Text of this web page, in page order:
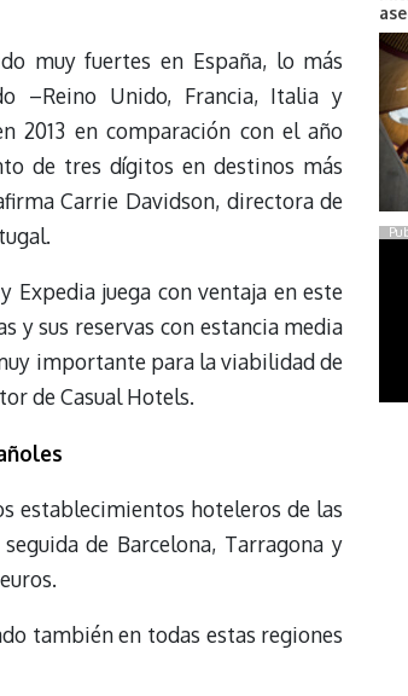
muy fuertes en España, lo más
–Reino Unido, Francia, Italia y
2013 en comparación con el año
de tres dígitos en destinos más
Carrie Davidson, directora de
Expedia juega con ventaja en este
y sus reservas con estancia media
importante para la viabilidad de
de Casual Hotels.
establecimientos hoteleros de las
de Barcelona, Tarragona y
también en todas estas regiones